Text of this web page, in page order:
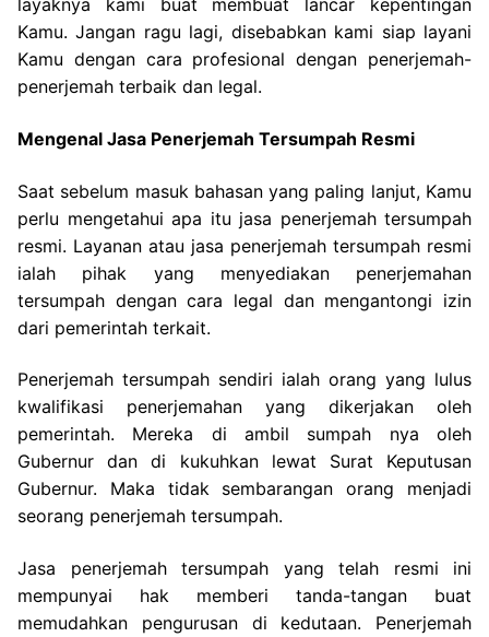
layaknya kami buat membuat lancar kepentingan
Kamu. Jangan ragu lagi, disebabkan kami siap layani
Kamu dengan cara profesional dengan penerjemah-
penerjemah terbaik dan legal.
Mengenal Jasa Penerjemah Tersumpah Resmi
Saat sebelum masuk bahasan yang paling lanjut, Kamu
perlu mengetahui apa itu jasa penerjemah tersumpah
resmi. Layanan atau jasa penerjemah tersumpah resmi
ialah pihak yang menyediakan penerjemahan
tersumpah dengan cara legal dan mengantongi izin
dari pemerintah terkait.
Penerjemah tersumpah sendiri ialah orang yang lulus
kwalifikasi penerjemahan yang dikerjakan oleh
pemerintah. Mereka di ambil sumpah nya oleh
Gubernur dan di kukuhkan lewat Surat Keputusan
Gubernur. Maka tidak sembarangan orang menjadi
seorang penerjemah tersumpah.
Jasa penerjemah tersumpah yang telah resmi ini
mempunyai hak memberi tanda-tangan buat
memudahkan pengurusan di kedutaan. Penerjemah